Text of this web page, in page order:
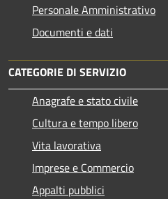
Personale Amministrativo
Documenti e dati
CATEGORIE DI SERVIZIO
Anagrafe e stato civile
Cultura e tempo libero
Vita lavorativa
Imprese e Commercio
Appalti pubblici